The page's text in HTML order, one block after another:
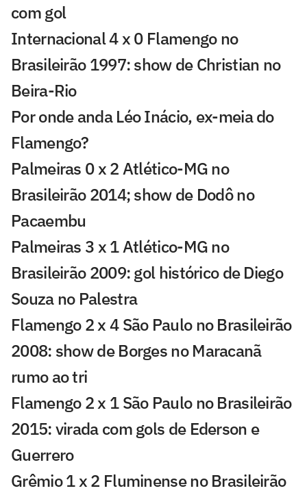
com gol
Internacional 4 x 0 Flamengo no
Brasileirão 1997: show de Christian no
Beira-Rio
Por onde anda Léo Inácio, ex-meia do
Flamengo?
Palmeiras 0 x 2 Atlético-MG no
Brasileirão 2014; show de Dodô no
Pacaembu
Palmeiras 3 x 1 Atlético-MG no
Brasileirão 2009: gol histórico de Diego
Souza no Palestra
Flamengo 2 x 4 São Paulo no Brasileirão
2008: show de Borges no Maracanã
rumo ao tri
Flamengo 2 x 1 São Paulo no Brasileirão
2015: virada com gols de Ederson e
Guerrero
Grêmio 1 x 2 Fluminense no Brasileirão